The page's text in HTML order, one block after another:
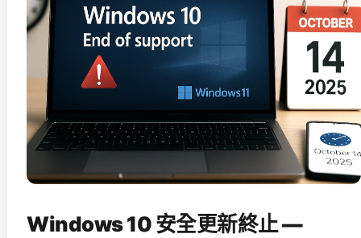
Windows 10 安全更新終止 —